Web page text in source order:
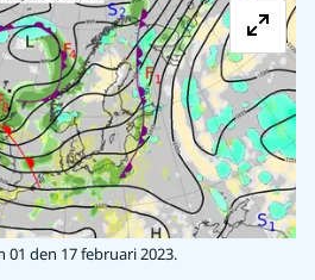
01 den 17 februari 2023.